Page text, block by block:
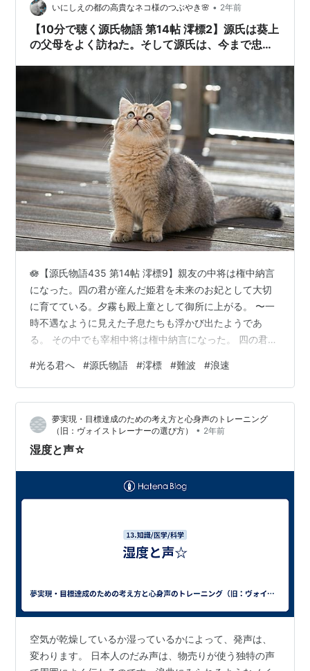
いにしえの都の高貴なネコ様のつぶやき🌸 • 2年前
【10分で聴く源氏物語 第14帖 澪標2】源氏は葵上
の父母をよく訪ねた。そして源氏は、今まで忠実
んだ女性達も大切にした。辛い時でも皆に優しい
源氏 by😿
🪷【源氏物語435 第14帖 澪標9】親友の中将は権中納言
になった。四の君が産んだ姫君を未来のお妃として大切
に育てている。夕霧も殿上童として御所に上がる。 〜一
時不遇なように見えた子息たちも浮かび出たようであ
る。 その中でも宰相中将は権中納言になった。 四の君が
言は大事に育てていた。 以前二条の院につれられて来て
高砂《たかさご》を歌った子も 元服させて幸福な家庭を
中納言は持っていた。 腹々に生まれた子供が多くて一族
がにぎやかであるのを 源氏はうらやましく思っていた。
太政大臣家で育てられていた源氏の子はだれよりも美し
い子供で、 御所へも東宮へ…
#光る君へ #源氏物語 #澪標 #難波 #浪速
夢実現・目標達成のための考え方と心身声のトレーニング
（旧：ヴォイストレーナーの選び方）
• 2年前
湿度と声☆
空気が乾燥しているか湿っているかによって、発声は、
変わります。 日本人のだみ声は、物売りが使う独特の声